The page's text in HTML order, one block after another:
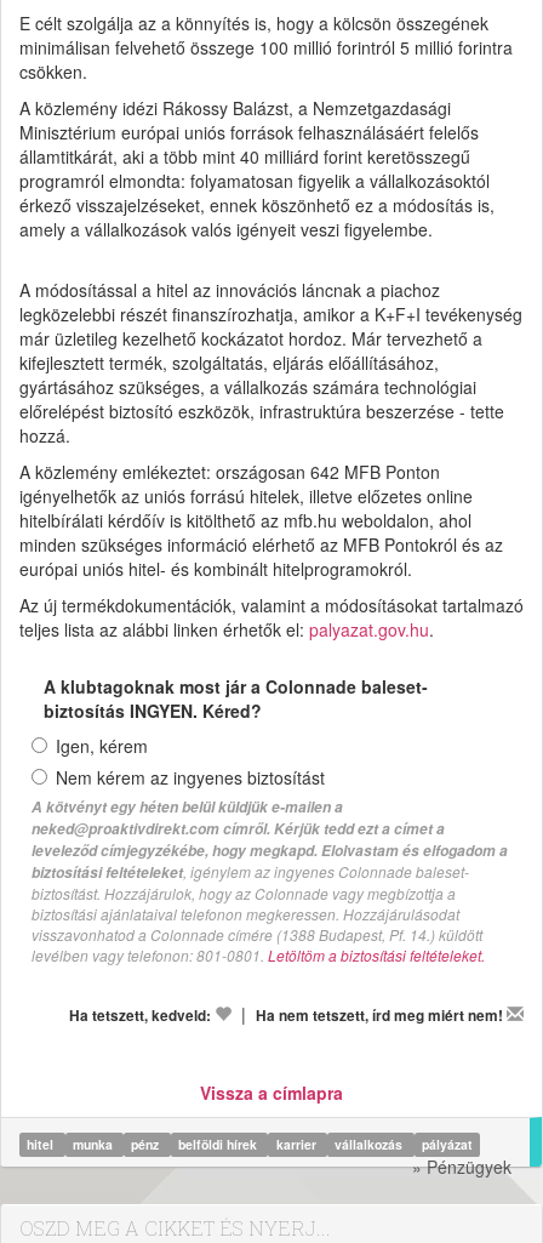
E célt szolgálja az a könnyítés is, hogy a kölcsön összegének
minimálisan felvehető összege 100 millió forintról 5 millió forintra
csökken.
A közlemény idézi Rákossy Balázst, a Nemzetgazdasági
Minisztérium európai uniós források felhasználásáért felelős
államtitkárát, aki a több mint 40 milliárd forint keretösszegű
programról elmondta: folyamatosan figyelik a vállalkozásoktól
érkező visszajelzéseket, ennek köszönhető ez a módosítás is,
amely a vállalkozások valós igényeit veszi figyelembe.
A módosítással a hitel az innovációs láncnak a piachoz
legközelebbi részét finanszírozhatja, amikor a K+F+I tevékenység
már üzletileg kezelhető kockázatot hordoz. Már tervezhető a
kifejlesztett termék, szolgáltatás, eljárás előállításához,
gyártásához szükséges, a vállalkozás számára technológiai
előrelépést biztosító eszközök, infrastruktúra beszerzése - tette
hozzá.
A közlemény emlékeztet: országosan 642 MFB Ponton
igényelhetők az uniós forrású hitelek, illetve előzetes online
hitelbírálati kérdőív is kitölthető az mfb.hu weboldalon, ahol
minden szükséges információ elérhető az MFB Pontokról és az
európai uniós hitel- és kombinált hitelprogramokról.
Az új termékdokumentációk, valamint a módosításokat tartalmazó
teljes lista az alábbi linken érhetők el: palyazat.gov.hu.
A klubtagoknak most jár a Colonnade baleset-
biztosítás INGYEN. Kéred?
Igen, kérem
Nem kérem az ingyenes biztosítást
A kötvényt egy héten belül küldjük e-mailen a
neked@proaktivdirekt.com címről. Kérjük tedd ezt a címet a
leveleződ címjegyzékébe, hogy megkapd. Elolvastam és elfogadom a
biztosítási feltételeket, igénylem az ingyenes Colonnade baleset-
biztosítást. Hozzájárulok, hogy az Colonnade vagy megbízottja a
biztosítási ajánlataival telefonon megkeressen. Hozzájárulásodat
visszavonhatod a Colonnade címére (1388 Budapest, Pf. 14.) küldött
levélben vagy telefonon: 801-0801. Letöltöm a biztosítási feltételeket.
Ha tetszett, kedveld: | Ha nem tetszett, írd meg miért nem!
Vissza a címlapra
hitel munka pénz belföldi hírek karrier vállalkozás pályázat
» Pénzügyek
OSZD MEG A CIKKET ÉS NYERJ...